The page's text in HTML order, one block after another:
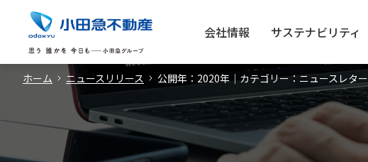
会社情報 サステナビリティ
ホーム ニュースリリース 公開年：2020年｜カテゴリー：ニュースレター